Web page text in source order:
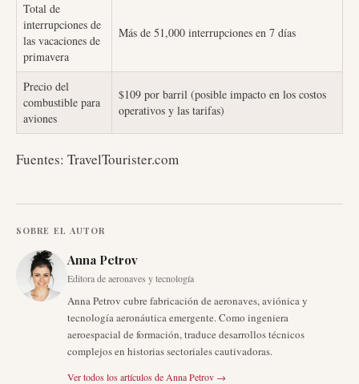
Total de
interrupciones de
las vacaciones de
primavera
Más de 51,000 interrupciones en 7 días
Precio del
combustible para
aviones
$109 por barril (posible impacto en los costos
operativos y las tarifas)
Fuentes: TravelTourister.com
SOBRE EL AUTOR
Anna Petrov
Editora de aeronaves y tecnología
Anna Petrov cubre fabricación de aeronaves, aviónica y
tecnología aeronáutica emergente. Como ingeniera
aeroespacial de formación, traduce desarrollos técnicos
complejos en historias sectoriales cautivadoras.
Ver todos los artículos de Anna Petrov →